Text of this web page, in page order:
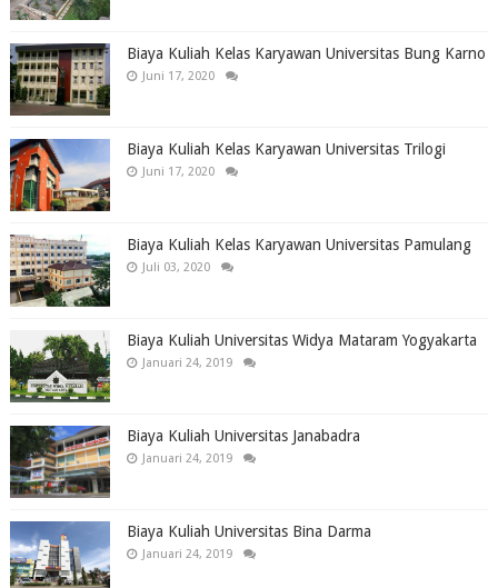
Biaya Kuliah Kelas Karyawan Universitas Bung Karno
Juni 17, 2020
Biaya Kuliah Kelas Karyawan Universitas Trilogi
Juni 17, 2020
Biaya Kuliah Kelas Karyawan Universitas Pamulang
Juli 03, 2020
Biaya Kuliah Universitas Widya Mataram Yogyakarta
Januari 24, 2019
Biaya Kuliah Universitas Janabadra
Januari 24, 2019
Biaya Kuliah Universitas Bina Darma
Januari 24, 2019